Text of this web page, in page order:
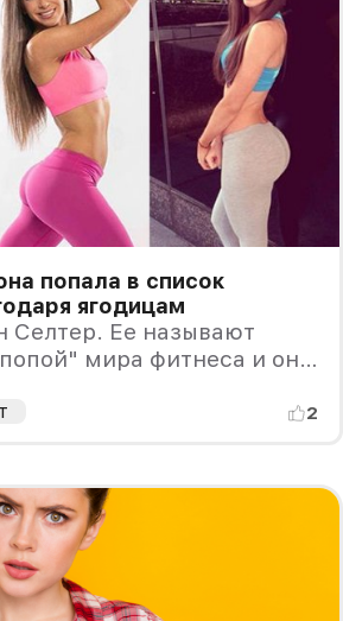
попала в список
ягодицам
Селтер. Ее называют
мира фитнеса и она
Time. Как это стало 2